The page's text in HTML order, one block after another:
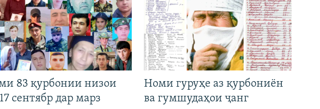
83 қурбонии низои
сентябр дар марз
Номи гуруҳе аз қурбониён
ва гумшудаҳои ҷанг